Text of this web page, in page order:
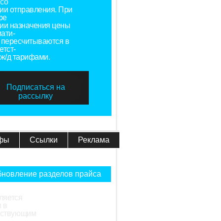
отправления. При
назначения цены
пересчитываются в
д тарифами.
Подписаться на
рассылку
Ссылки Реклама
разделов прайса